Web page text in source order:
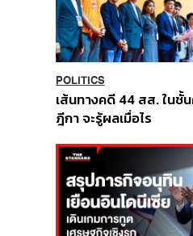
POLITICS
เส้นทางคดี 44 สส. ในชั้
ฎีกา จะรู้ผลเมื่อไร